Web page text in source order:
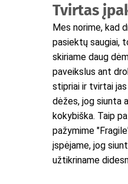
Tvirtas
Mes norime, kad
pasiektų saugiai,
skiriame daug
paveikslus ant
stipriai ir tvirtai
dėžes, jog siunta
kokybiška. Taip
pažymime
įspėjame, jog
užtikriname